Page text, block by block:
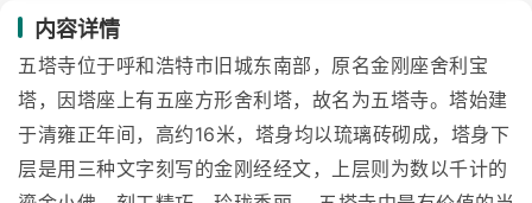
内容详情
五塔寺位于呼和浩特市旧城东南部，原名金刚座舍利宝
塔，因塔座上有五座方形舍利塔，故名为五塔寺。塔始建
于清雍正年间，高约16米，塔身均以琉璃砖砌成，塔身下
层是用三种文字刻写的金刚经经文，上层则为数以千计的